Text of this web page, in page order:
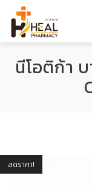
นีโอติก้า
ลดราคา!